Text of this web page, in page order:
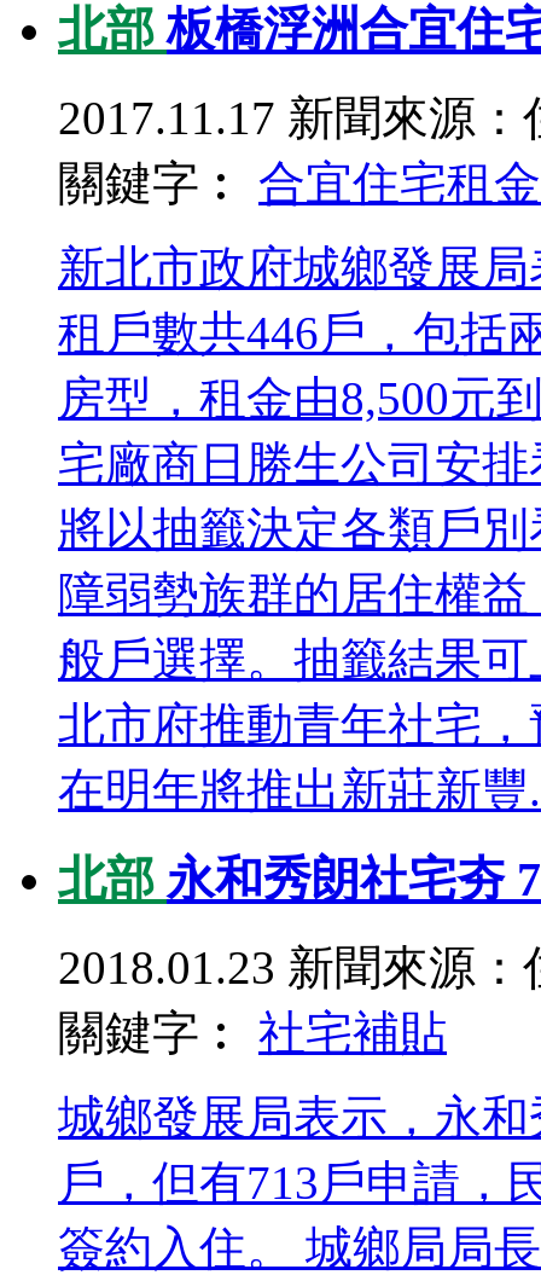
北部板橋浮洲合宜住
2017.11.17 新聞來源：
關鍵字︰ 合宜住宅租金
新北市政府城鄉發展
租戶數共446戶，包括
房型，租金由8,500元
宅廠商日勝生公司安
將以抽籤決定各類戶
障弱勢族群的居住權
般戶選擇。抽籤結果
北市府推動青年社宅
在明年將推出新莊新豐
北部 永和秀朗社宅夯
2018.01.23 新聞來源：
關鍵字︰ 社宅補貼
城鄉發展局表示，永
戶，但有713戶申請，
簽約入住。 城鄉局局